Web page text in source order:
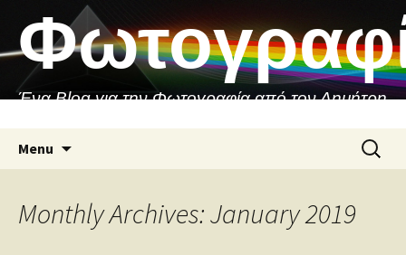
content
Ένα Blog για την Φωτογραφία από τον Δημήτρη
Menu
Search
for:
Monthly Archives: January 2019